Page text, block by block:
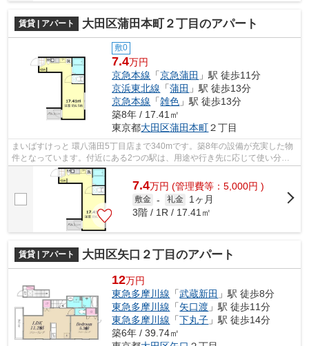
賃貸 | アパート 大田区蒲田本町２丁目のアパート
敷0
7.4万円
京急本線 「京急蒲田 」駅 徒歩11分
京浜東北線 「蒲田 」駅 徒歩13分
京急本線 「雑色 」駅 徒歩13分
築8年 / 17.41㎡
東京都大田区蒲田本町２丁目
まいばすけっと 環八蒲田5丁目店まで340mです。築8年の設備が充実した物
件となっています。付近にある2つの駅は、用途や行き先に応じて使い分け
ることができます。こちらの物件はアパ...
7.4万円 (管理費等：5,000円 )
敷金 - 礼金
1ヶ月
3階 / 1R / 17.41㎡
賃貸 | アパート 大田区矢口２丁目のアパート
12万円
東急多摩川線 「武蔵新田 」駅 徒歩8分
東急多摩川線 「矢口渡 」駅 徒歩11分
東急多摩川線 「下丸子 」駅 徒歩14分
築6年 / 39.74㎡